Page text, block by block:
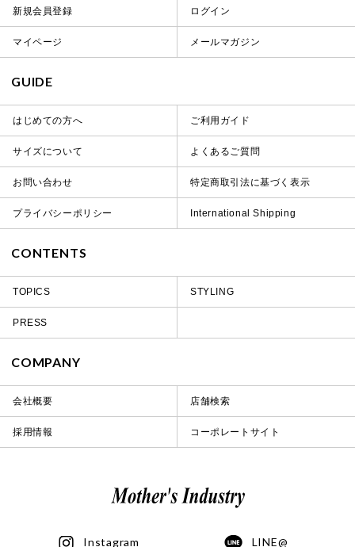
新規会員登録 ログイン
マイページ メールマガジン
GUIDE
はじめての方へ ご利用ガイド
サイズについて よくあるご質問
お問い合わせ 特定商取引法に基づく表示
プライバシーポリシー International Shipping
CONTENTS
TOPICS STYLING
PRESS
COMPANY
会社概要 店舗検索
採用情報 コーポレートサイト
Instagram LINE@